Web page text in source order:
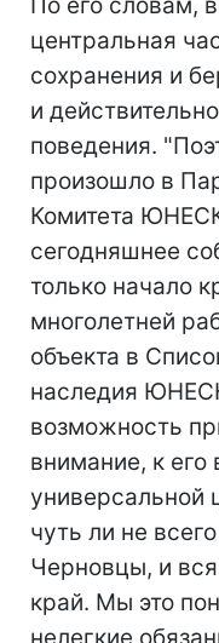
центральная
сохранения и
и
поведения.
произошло в
Комитета
сегодняшнее
только начало
многолетней
объекта в
наследия
возможность
внимание, к
универсальной
чуть ли не
Черновцы, и
край. Мы это